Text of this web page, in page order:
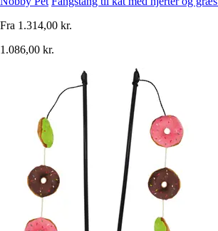
Fra 1.314,00 kr.
1.086,00 kr.